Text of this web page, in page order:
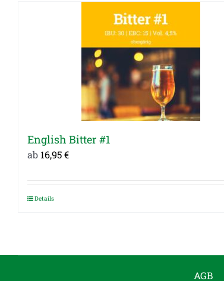
English Bitter #1
ab 16,95€
Dieses
Details
AGB